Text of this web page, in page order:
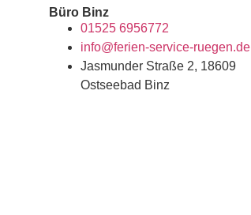
Büro Binz
01525 6956772
info@ferien-service-ruegen.de
Jasmunder Straße 2, 18609
Ostseebad Binz